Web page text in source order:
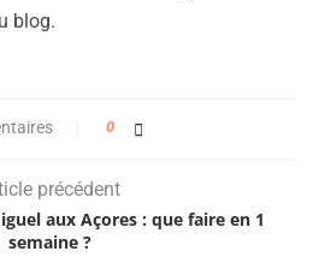
blog.
0
précédent
aux Açores : que faire en 1
semaine ?